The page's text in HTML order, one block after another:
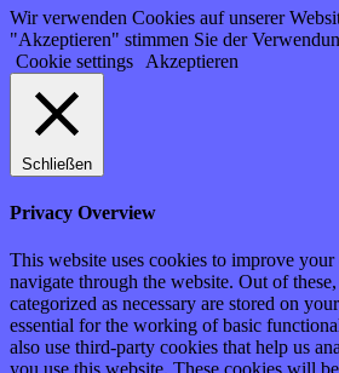
Wir verwenden Cookies auf unserer
"Akzeptieren" stimmen Sie der
Cookie settings
Akzeptieren
Schließen
Privacy Overview
This website uses cookies to improve
navigate through the website. Out of
categorized as necessary are stored on
essential for the working of basic
also use third-party cookies that help us